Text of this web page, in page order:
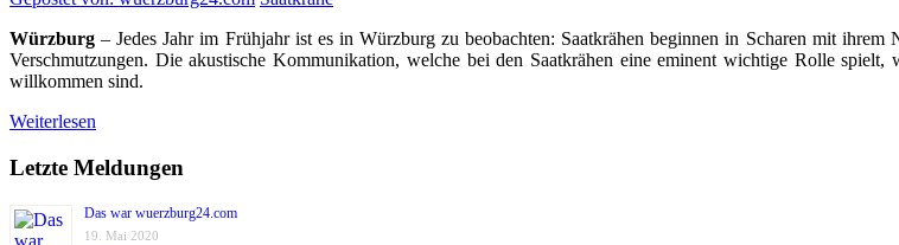
Würzburg – Jedes Jahr im Frühjahr ist es in Würzburg zu beobachten: Saatkrähen beginnen in Scharen mit
Verschmutzungen. Die akustische Kommunikation, welche bei den Saatkrähen eine eminent wichtige Rolle
willkommen sind.
Weiterlesen
Letzte Meldungen
Das war wuerzburg24.com
19. Mai 2020